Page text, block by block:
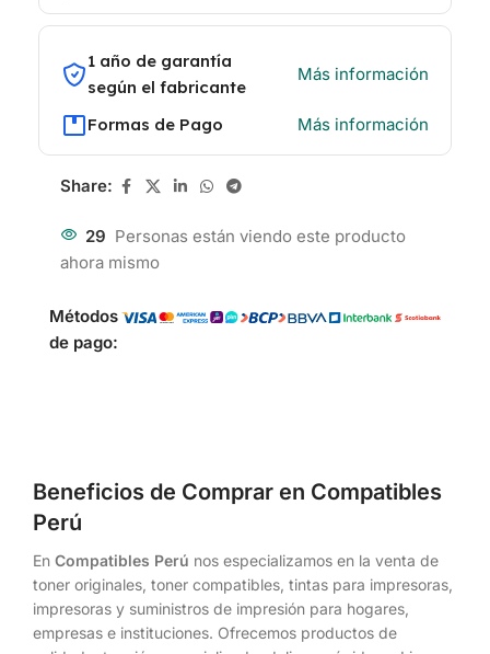
1 año de garantía
según el fabricante
Más información
Formas de Pago Más información
Share:
29 Personas están viendo este producto
ahora mismo
Métodos
de pago:
Beneficios de Comprar en Compatibles
Perú
En Compatibles Perú nos especializamos en la venta de
toner originales, toner compatibles, tintas para impresoras,
impresoras y suministros de impresión para hogares,
empresas e instituciones. Ofrecemos productos de